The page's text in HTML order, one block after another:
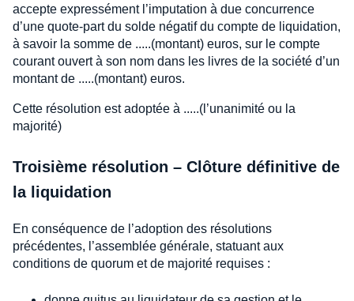
accepte expressément l’imputation à due concurrence
d’une quote-part du solde négatif du compte de liquidation,
à savoir la somme de .....(montant) euros, sur le compte
courant ouvert à son nom dans les livres de la société d’un
montant de .....(montant) euros.
Cette résolution est adoptée à .....(l’unanimité ou la
majorité)
Troisième résolution – Clôture définitive de
la liquidation
En conséquence de l’adoption des résolutions
précédentes, l’assemblée générale, statuant aux
conditions de quorum et de majorité requises :